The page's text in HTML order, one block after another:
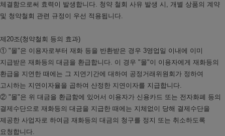
체결함으로써 효력이 발생합니다. 청약 철회 사유 발생 시, 개별 상품의 계약
및 청약철회 관련 규정이 우선 적용됩니다.
제20조(청약철회 등의 효과)
① "몰"은 이용자로부터 재화 등을 반환받은 경우 3영업일 이내에 이미
지급받은 재화등의 대금을 환급합니다. 이 경우 "몰"이 이용자에게 재화등의
환급을 지연한 때에는 그 지연기간에 대하여 공정거래위원회가 정하여
고시하는 지연이자율을 곱하여 산정한 지연이자를 지급합니다.
② "몰"은 위 대금을 환급함에 있어서 이용자가 신용카드 또는 전자화폐 등의
결제수단으로 재화등의 대금을 지급한 때에는 지체없이 당해 결제수단을
제공한 사업자로 하여금 재화등의 대금의 청구를 정지 또는 취소하도록
요청합니다.